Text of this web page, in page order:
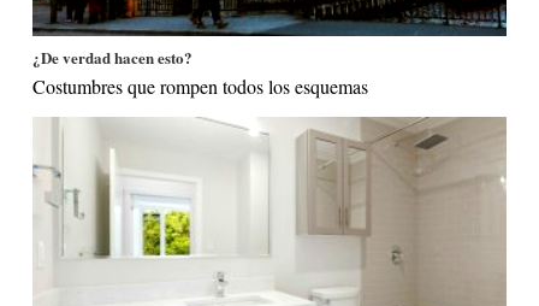
¿De verdad hacen esto?
Costumbres que rompen todos los esquemas